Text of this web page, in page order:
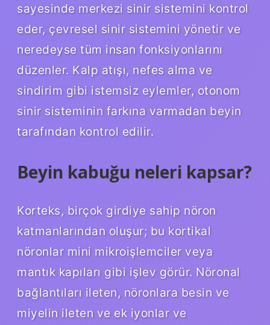
sayesinde merkezi sinir sistemini kontrol
eder, çevresel sinir sistemini yönetir ve
neredeyse tüm insan fonksiyonlarını
düzenler. Kalp atışı, nefes alma ve
sindirim gibi istemsiz eylemler, otonom
sinir sisteminin farkına varmadan beyin
tarafından kontrol edilir.
Beyin kabuğu neleri kapsar?
Korteks, birçok girdiye sahip nöron
katmanlarından oluşur; bu kortikal
nöronlar mini mikroişlemciler veya
mantık kapıları gibi işlev görür. Nöronal
bağlantıları ileten, nöronlara besin ve
miyelin ileten ve ek iyonlar ve